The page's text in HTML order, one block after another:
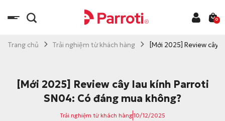
0
Trang chủ Trải nghiệm từ khách hàng [Mới 2025] Review cây
[Mới 2025] Review cây lau kính Parroti
SN04: Có đáng mua không?
Trải nghiệm từ khách hàng10/12/2025